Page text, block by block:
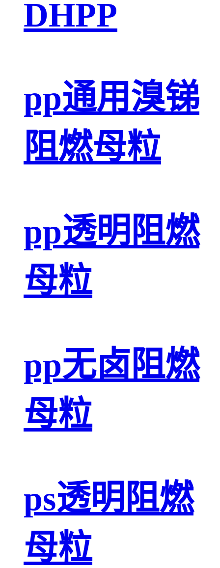
DHPP
pp通用溴锑
阻燃母粒
pp透明阻燃
母粒
pp无卤阻燃
母粒
ps透明阻燃
母粒